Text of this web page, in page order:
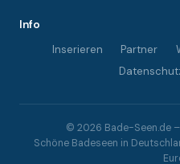
Info
Inserieren
Partner
© 2026 Bade-Seen.de
Schöne Badeseen in